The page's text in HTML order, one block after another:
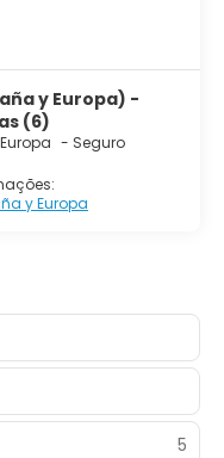
y Europa) -
(6)
- Seguro
y Europa
5